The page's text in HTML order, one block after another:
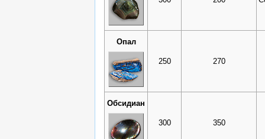
Опал
250 270
Обсидиан
300 350